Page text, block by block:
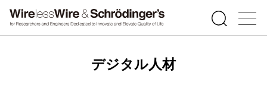
デジタル人材